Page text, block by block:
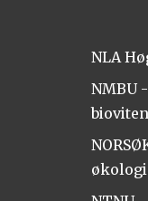
NLA
NMBU